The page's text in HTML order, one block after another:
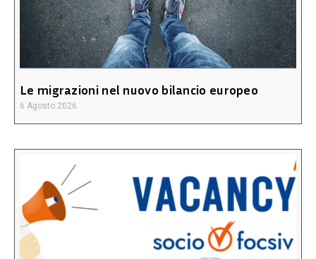
Le migrazioni nel nuovo bilancio europeo
6 Agosto 2026